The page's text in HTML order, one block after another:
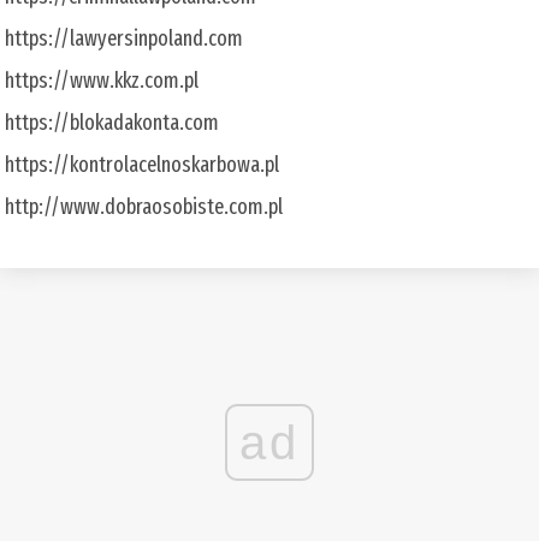
https://lawyersinpoland.com
https://www.kkz.com.pl
https://blokadakonta.com
https://kontrolacelnoskarbowa.pl
http://www.dobraosobiste.com.pl
ad